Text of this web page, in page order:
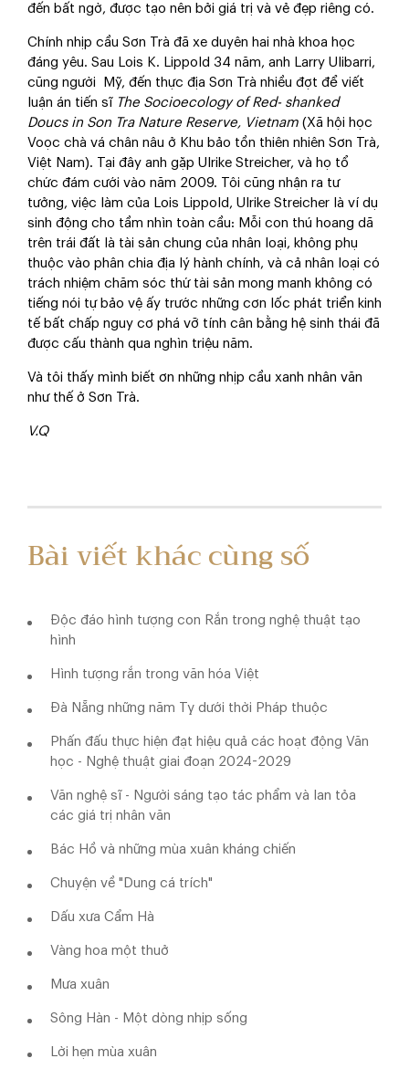
đến bất ngờ, được tạo nên bởi giá trị và vẻ đẹp riêng có.
Chính nhịp cầu Sơn Trà đã xe duyên hai nhà khoa học
đáng yêu. Sau Lois K. Lippold 34 năm, anh Larry Ulibarri,
cũng người Mỹ, đến thực địa Sơn Trà nhiều đợt để viết
luận án tiến sĩ The Socioecology of Red- shanked
Doucs in Son Tra Nature Reserve, Vietnam (Xã hội học
Voọc chà vá chân nâu ở Khu bảo tồn thiên nhiên Sơn Trà,
Việt Nam). Tại đây anh gặp Ulrike Streicher, và họ tổ
chức đám cưới vào năm 2009. Tôi cũng nhận ra tư
tưởng, việc làm của Lois Lippold, Ulrike Streicher là ví dụ
sinh động cho tầm nhìn toàn cầu: Mỗi con thú hoang dã
trên trái đất là tài sản chung của nhân loại, không phụ
thuộc vào phân chia địa lý hành chính, và cả nhân loại có
trách nhiệm chăm sóc thứ tài sản mong manh không có
tiếng nói tự bảo vệ ấy trước những cơn lốc phát triển kinh
tế bất chấp nguy cơ phá vỡ tính cân bằng hệ sinh thái đã
được cấu thành qua nghìn triệu năm.
Và tôi thấy mình biết ơn những nhịp cầu xanh nhân văn
như thế ở Sơn Trà.
V.Q
Bài viết khác cùng số
Độc đáo hình tượng con Rắn trong nghệ thuật tạo
hình
Hình tượng rắn trong văn hóa Việt
Đà Nẵng những năm Tỵ dưới thời Pháp thuộc
Phấn đấu thực hiện đạt hiệu quả các hoạt động Văn
học - Nghệ thuật giai đoạn 2024-2029
Văn nghệ sĩ - Người sáng tạo tác phẩm và lan tỏa
các giá trị nhân văn
Bác Hồ và những mùa xuân kháng chiến
Chuyện về "Dung cá trích"
Dấu xưa Cẩm Hà
Vàng hoa một thuở
Mưa xuân
Sông Hàn - Một dòng nhịp sống
Lời hẹn mùa xuân